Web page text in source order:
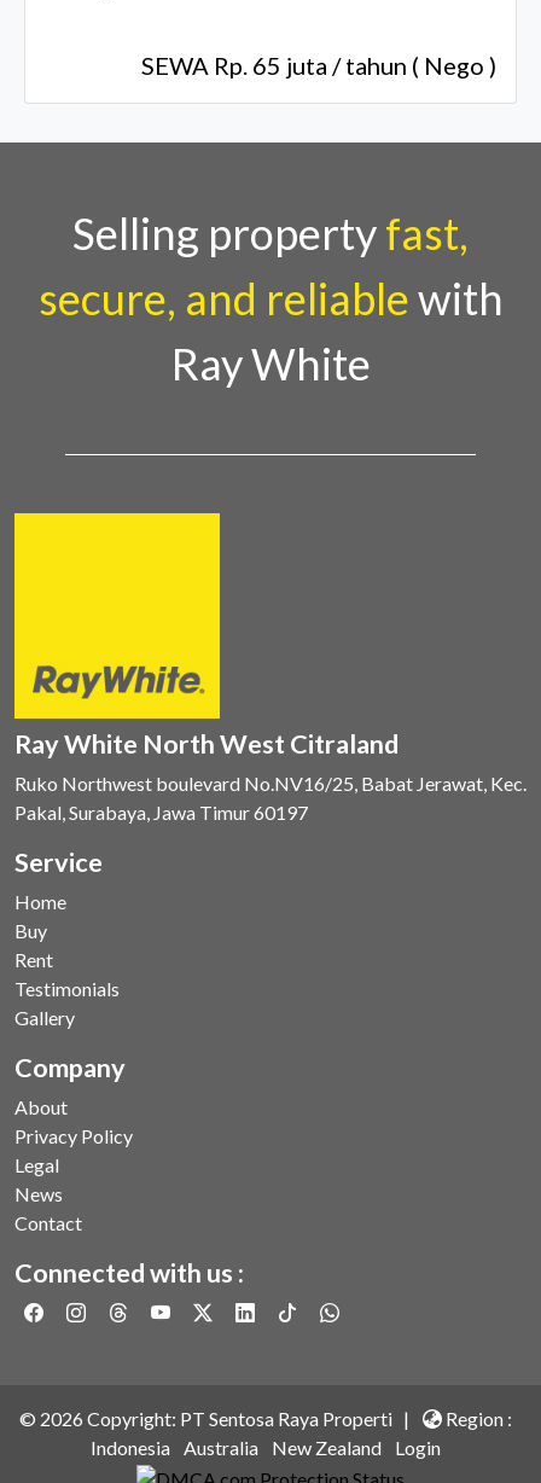
SEWA Rp. 65 juta / tahun ( Nego )
Selling propertyfast,
secure, and reliablewith
Ray White
Ray White North West Citraland
Ruko Northwest boulevard No.NV16/25, Babat Jerawat, Kec.
Pakal, Surabaya, Jawa Timur 60197
Service
Home
Buy
Rent
Testimonials
Gallery
Company
About
Privacy Policy
Legal
News
Contact
Connected with us :
© 2026 Copyright: PT Sentosa Raya Properti |
Region :
Indonesia Australia New Zealand Login